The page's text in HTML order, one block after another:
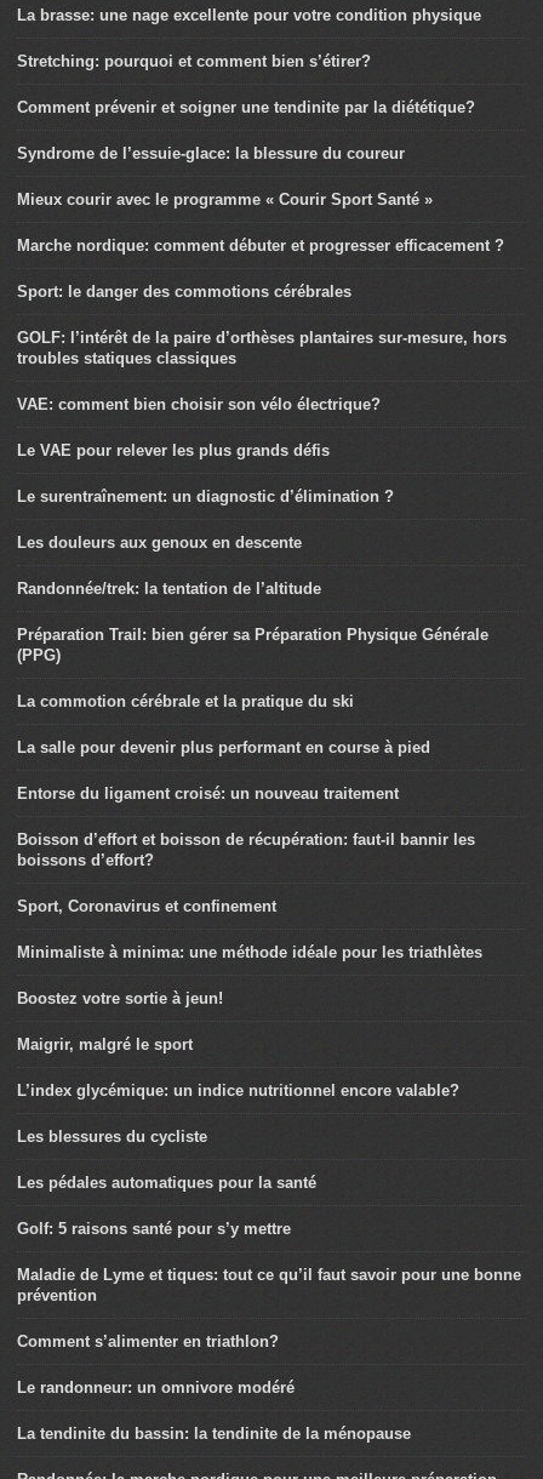
La brasse: une nage excellente pour votre condition physique
Stretching: pourquoi et comment bien s’étirer?
Comment prévenir et soigner une tendinite par la diététique?
Syndrome de l’essuie-glace: la blessure du coureur
Mieux courir avec le programme « Courir Sport Santé »
Marche nordique: comment débuter et progresser efficacement ?
Sport: le danger des commotions cérébrales
GOLF: l’intérêt de la paire d’orthèses plantaires sur-mesure, hors
troubles statiques classiques
VAE: comment bien choisir son vélo électrique?
Le VAE pour relever les plus grands défis
Le surentraînement: un diagnostic d’élimination ?
Les douleurs aux genoux en descente
Randonnée/trek: la tentation de l’altitude
Préparation Trail: bien gérer sa Préparation Physique Générale
(PPG)
La commotion cérébrale et la pratique du ski
La salle pour devenir plus performant en course à pied
Entorse du ligament croisé: un nouveau traitement
Boisson d’effort et boisson de récupération: faut-il bannir les
boissons d’effort?
Sport, Coronavirus et confinement
Minimaliste à minima: une méthode idéale pour les triathlètes
Boostez votre sortie à jeun!
Maigrir, malgré le sport
L’index glycémique: un indice nutritionnel encore valable?
Les blessures du cycliste
Les pédales automatiques pour la santé
Golf: 5 raisons santé pour s’y mettre
Maladie de Lyme et tiques: tout ce qu’il faut savoir pour une bonne
prévention
Comment s’alimenter en triathlon?
Le randonneur: un omnivore modéré
La tendinite du bassin: la tendinite de la ménopause